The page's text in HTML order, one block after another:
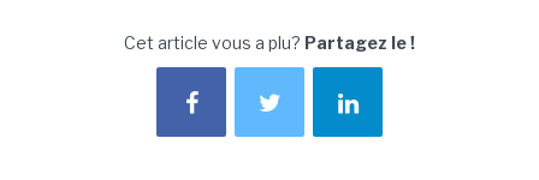
Cet article vous a plu? Partagez le !